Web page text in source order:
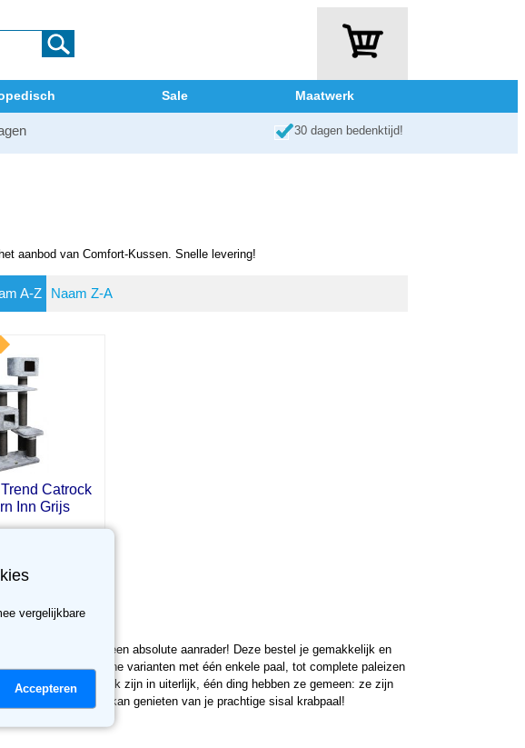
Sale Maatwerk
30 dagen bedenktijd!
aanbod van Comfort-Kussen. Snelle levering!
A-Z Naam Z-A
Catrock
Inn Grijs
voorraad
sisal krabpaal een absolute aanrader! Deze bestel je gemakkelijk en
Van kleine varianten met één enkele paal, tot complete paleizen
onze krabpalen ook zijn in uiterlijk, één ding hebben ze gemeen: ze zijn
jouw kat jarenlang kan genieten van je prachtige sisal krabpaal!
vergelijkbare
Accepteren